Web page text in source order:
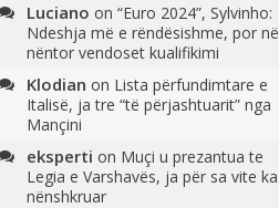
Luciano on “Euro 2024”, Sylvinho:
Ndeshja më e rëndësishme, por në
nëntor vendoset kualifikimi
Klodian on Lista përfundimtare e
Italisë, ja tre “të përjashtuarit” nga
Mançini
eksperti on Muçi u prezantua te
Legia e Varshavës, ja për sa vite ka
nënshkruar